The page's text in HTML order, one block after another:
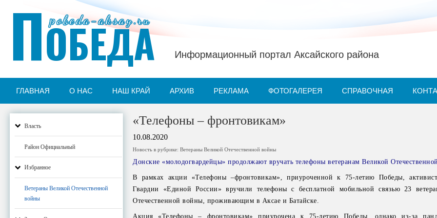
pobeda-aksay.ru
ПОБЕДА Информационный портал Аксайского района
ГЛАВНАЯ О НАС НАШ КРАЙ АРХИВ РЕКЛАМА ФОТОГАЛЕРЕЯ СПРАВОЧНАЯ
Власть
Район Официальный
Избранное
Ветераны Великой Отечественной
войны
«Телефоны – фронтовикам»
10.08.2020
Новость в рубрике:Ветераны Великой Отечественной войны
Донские «молодогвардейцы» продолжают вручать телефоны ветеранам Великой
В рамках акции «Телефоны –фронтовикам», приуроченной к 75-летию Победы,
Гвардии «Единой России» вручили телефоны с бесплатной мобильной связью 23
Отечественной войны, проживающим в Аксае и Батайске.
Акция «Телефоны – фронтовикам» приурочена к 75-летию Победы, однако из-за